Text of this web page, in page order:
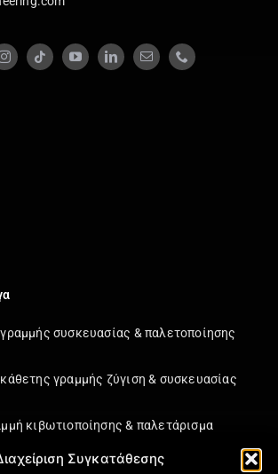
Συγκατάθεσης
συσκευασίας & παλετοποίησης
γραμμής ζύγιση & συσκευασίας
κιβωτιοποίησης & παλετάρισμα